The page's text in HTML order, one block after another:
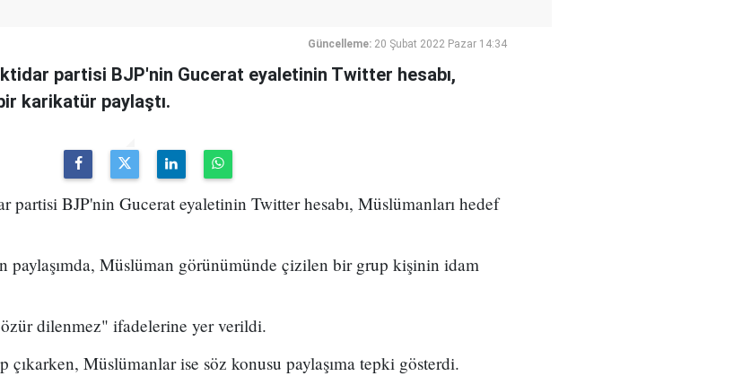
Güncelleme: 20 Şubat 2022 Pazar 14:34
partisi BJP'nin Gucerat eyaletinin Twitter hesabı,
karikatür paylaştı.
partisi BJP'nin Gucerat eyaletinin Twitter hesabı, Müslümanları hedef
paylaşımda, Müslüman görünümünde çizilen bir grup kişinin idam
dilenmez" ifadelerine yer verildi.
çıkarken, Müslümanlar ise söz konusu paylaşıma tepki gösterdi.